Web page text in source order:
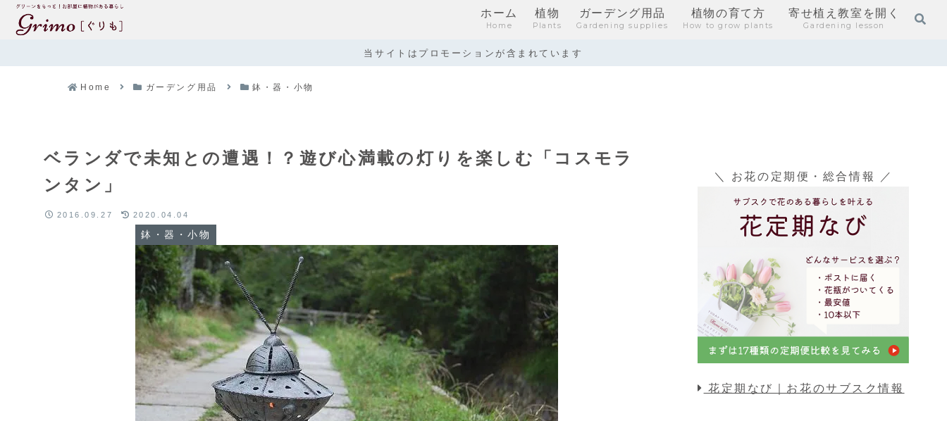
ホーム
Home
植物
Plants
ガーデング用品
Gardening supplies
植物の育て方
How to grow plants
寄せ植え教室を開く
Gardening lesson
当サイトはプロモーションが含まれています
Home ガーデング用品 鉢・器・小物
ベランダで未知との遭遇！？遊び心満載の灯りを楽しむ「コスモラ
ンタン」
鉢・器・小物
2016.09.27 2020.04.04
＼ お花の定期便・総合情報 ／
花定期なび｜お花のサブスク情報